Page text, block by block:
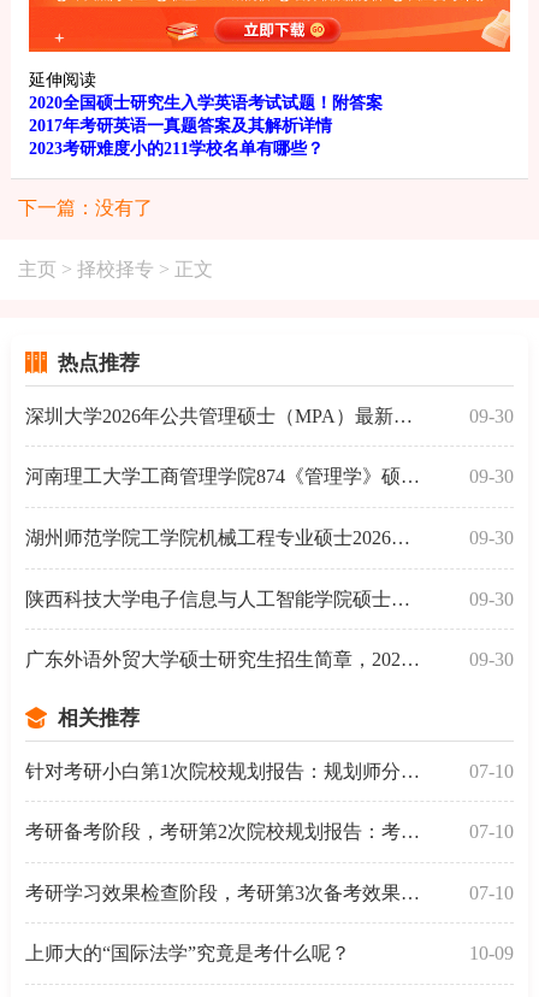
延伸阅读
2020全国硕士研究生入学英语考试试题！附答案
2017年考研英语一真题答案及其解析详情
2023考研难度小的211学校名单有哪些？
下一篇：没有了
主页 > 择校择专 > 正文
热点推荐
深圳大学2026年公共管理硕士（MPA）最新招生信息 09-30
河南理工大学工商管理学院874《管理学》硕士研究生20 09-30
湖州师范学院工学院机械工程专业硕士2026年考试大纲 09-30
陕西科技大学电子信息与人工智能学院硕士研究生入学考 09-30
广东外语外贸大学硕士研究生招生简章，2026考研新发布 09-30
相关推荐
针对考研小白第1次院校规划报告：规划师分析报告（考 07-10
考研备考阶段，考研第2次院校规划报告：考研规划师如 07-10
考研学习效果检查阶段，考研第3次备考效果评估报告D 07-10
上师大的“国际法学”究竟是考什么呢？ 10-09